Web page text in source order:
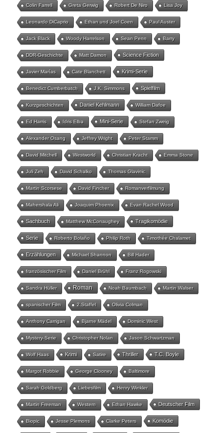
Colin Farrell Greta Gerwig Robert De Niro Lisa Joy
Leonardo DiCaprio Ethan und Joel Coen Paul Auster
Jack Black Woody Harrelson Sean Penn Barry
DDR-Geschichte Matt Damon Science Fiction
Javier Marías Cate Blanchett Krimi-Serie
Benedict Cumberbatch J.K. Simmons Spielfilm
Kurzgeschichten Daniel Kehlmann William Dafoe
Ed Harris Idris Elba Mini-Serie Stefan Zweig
Alexander Osang Jeffrey Wright Peter Stamm
David Mitchell Westworld Christian Kracht Emma Stone
Juli Zeh David Schalko Thomas Glavinic
Martin Scorsese David Fincher Romanverfilmung
Mahershala Ali Joaquim Phoenix Evan Rachel Wood
Sachbuch Matthew McConaughey Tragikomödie
Serie Roberto Bolaño Philip Roth Timothée Chalamet
Erzählungen Michael Shannon Bill Hader
französischer Film Daniel Brühl Franz Rogowski
Sandra Hüller Roman Noah Baumbach Martin Walser
spanischer Film 2.Staffel Olivia Colman
Anthony Carrigan Bjarne Mädel Dominic West
Mystery-Serie Christopher Nolan Jason Schwartzman
Wolf Haas Krimi Satire Thriller T.C. Boyle
Margot Robbie George Clooney Baltimore
Sarah Goldberg Liebesfilm Henry Winkler
Martin Freeman Western Ethan Hawke Deutscher Film
Biopic Jesse Plemons Clarke Peters Komödie